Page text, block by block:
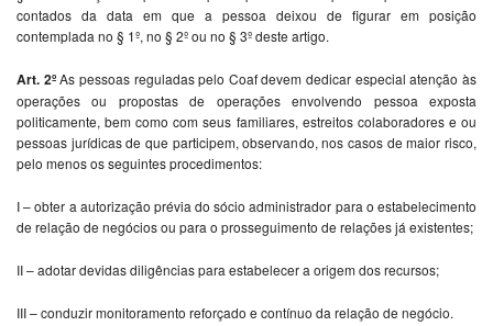
contados da data em que a pessoa deixou de figurar em posição
contemplada no § 1º, no § 2º ou no § 3º deste artigo.
Art. 2ºAs pessoas reguladas pelo Coaf devem dedicar especial atenção às
operações ou propostas de operações envolvendo pessoa exposta
politicamente, bem como com seus familiares, estreitos colaboradores e ou
pessoas jurídicas de que participem, observando, nos casos de maior risco,
pelo menos os seguintes procedimentos:
I – obter a autorização prévia do sócio administrador para o estabelecimento
de relação de negócios ou para o prosseguimento de relações já existentes;
II – adotar devidas diligências para estabelecer a origem dos recursos;
III – conduzir monitoramento reforçado e contínuo da relação de negócio.